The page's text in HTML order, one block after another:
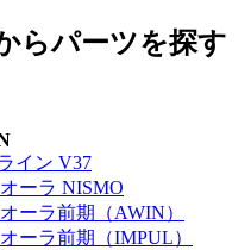
らパーツを探す
イン V37
ーラ NISMO
ーラ前期（AWIN）
ーラ前期（IMPUL）